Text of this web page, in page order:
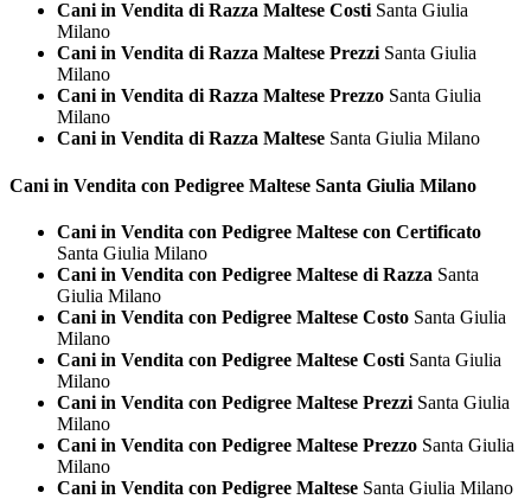
Cani in Vendita di Razza Maltese CostiSanta Giulia
Milano
Cani in Vendita di Razza Maltese PrezziSanta Giulia
Milano
Cani in Vendita di Razza Maltese Prezzo Santa Giulia
Milano
Cani in Vendita di Razza Maltese Santa Giulia Milano
Cani in Vendita con Pedigree Maltese Santa Giulia Milano
Cani in Vendita con Pedigree Maltese con Certificato
Santa Giulia Milano
Cani in Vendita con Pedigree Maltese di Razza Santa
Giulia Milano
Cani in Vendita con Pedigree Maltese Costo Santa Giulia
Milano
Cani in Vendita con Pedigree Maltese Costi Santa Giulia
Milano
Cani in Vendita con Pedigree Maltese Prezzi Santa Giulia
Milano
Cani in Vendita con Pedigree Maltese Prezzo Santa Giulia
Milano
Cani in Vendita con Pedigree Maltese Santa Giulia Milano